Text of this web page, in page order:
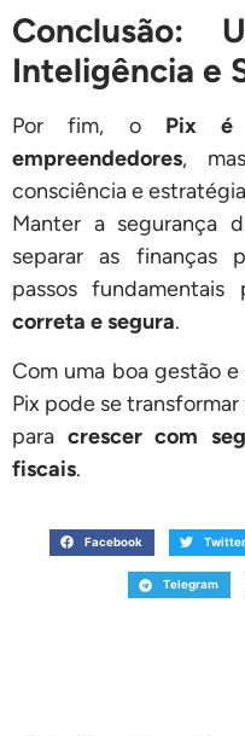
Inteligência e
Por fim, o Pix é
empreendedores,
consciência e
Manter a segurança
separar as finanças
passos
correta e segura.
Com uma boa gestão
Pix pode se
para crescer com
fiscais.
Facebook Twitter
Telegram